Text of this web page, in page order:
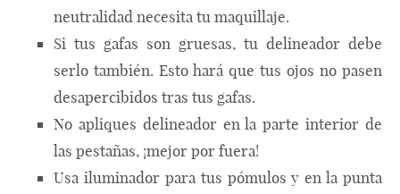
neutralidad necesita tu maquillaje.
Si tus gafas son gruesas, tu delineador debe
serlo también. Esto hará que tus ojos no pasen
desapercibidos tras tus gafas.
No apliques delineador en la parte interior de
las pestañas, ¡mejor por fuera!
Usa iluminador para tus pómulos y en la punta